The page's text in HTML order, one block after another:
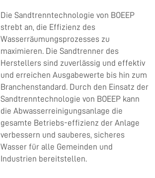
Die Sandtrenntechnologie von BOEEP
strebt an, die Effizienz des
Wasserräumungsprozesses zu
maximieren. Die Sandtrenner des
Herstellers sind zuverlässig und effektiv
und erreichen Ausgabewerte bis hin zum
Branchenstandard. Durch den Einsatz der
Sandtrenntechnologie von BOEEP kann
die Abwasserreinigungsanlage die
gesamte Betriebs-effizienz der Anlage
verbessern und sauberes, sicheres
Wasser für alle Gemeinden und
Industrien bereitstellen.